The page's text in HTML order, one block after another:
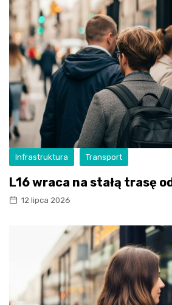
Infrastruktura Transport
L16 wraca na stałą trasę
12 lipca 2026